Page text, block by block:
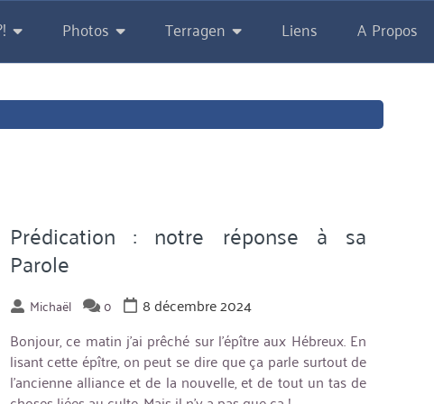
Photos Terragen Liens A Propos
Prédication : notre réponse à sa
Parole
Michaël 0
8 décembre 2024
Bonjour, ce matin j’ai prêché sur l’épître aux Hébreux. En
lisant cette épître, on peut se dire que ça parle surtout de
l’ancienne alliance et de la nouvelle, et de tout un tas de